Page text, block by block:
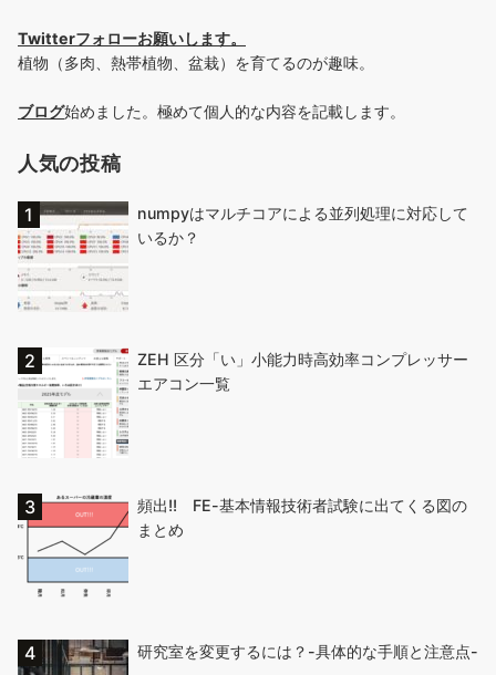
Twitterフォローお願いします。
植物（多肉、熱帯植物、盆栽）を育てるのが趣味。
ブログ始めました。極めて個人的な内容を記載します。
人気の投稿
numpyはマルチコアによる並列処理に対応して
いるか？
ZEH 区分「い」小能力時高効率コンプレッサー
エアコン一覧
頻出!! FE-基本情報技術者試験に出てくる図の
まとめ
研究室を変更するには？-具体的な手順と注意点-